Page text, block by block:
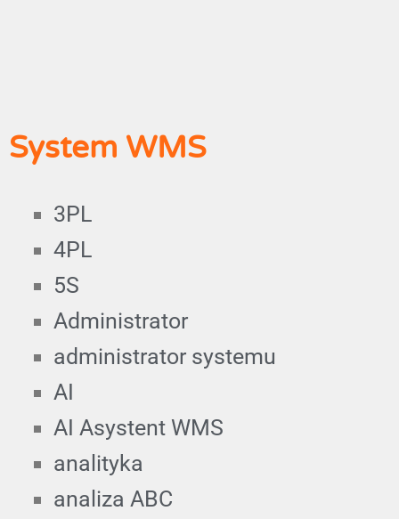
System WMS
3PL
4PL
5S
Administrator
administrator systemu
AI
AI Asystent WMS
analityka
analiza ABC